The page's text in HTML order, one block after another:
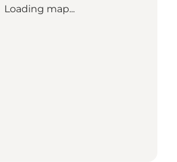
Loading map...